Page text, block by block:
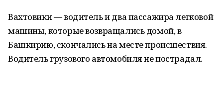
Вахтовики — водитель и два пассажира легковой
машины, которые возвращались домой, в
Башкирию, скончались на месте происшествия.
Водитель грузового автомобиля не пострадал.